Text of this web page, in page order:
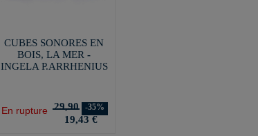
CUBES SONORES EN
BOIS, LA MER -
INGELA P.ARRHENIUS
En rupture 29,90 -35%
19,43 €